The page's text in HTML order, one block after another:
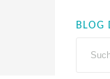
BLOG